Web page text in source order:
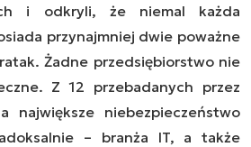
i odkryli, że niemal każda
przynajmniej dwie poważne
Żadne przedsiębiorstwo nie
Z 12 przebadanych przez
największe niebezpieczeństwo
– branża IT, a także